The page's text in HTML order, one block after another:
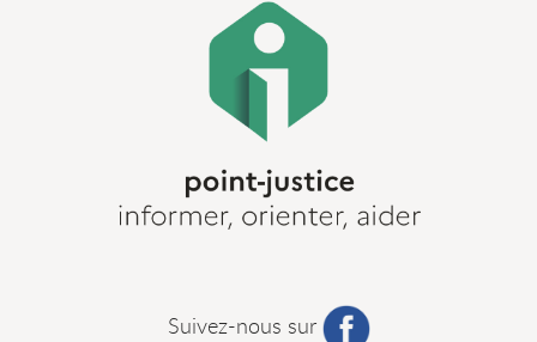
Suivez-nous sur